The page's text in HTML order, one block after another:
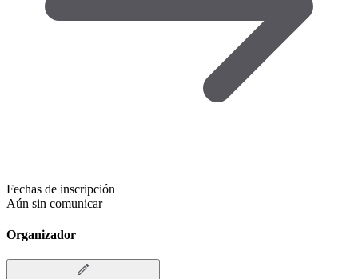
Fechas de inscripción
Aún sin comunicar
Organizador